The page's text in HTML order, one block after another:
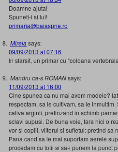
Doamne ajuta!
Spuneti-i si lui!
primaria@baiasprie.ro
Mirelasays:
09/09/2013 at 07:16
In sfarsit, un primar cu “coloana
Mandru ca-s ROMANsays:
11/09/2013 at 16:00
Cine spunea ca nu mai avem modele?
respectam, sa le cultivam, sa le
cativa arginti, pretinzand in schimb
sclavi supusi. De buna voie, fara nici o
vor si copiii, viitorul si sufletul: pretind sa
Pana cand sa le mai suportam aerele
procedam cu totii si sa-i punem la punct